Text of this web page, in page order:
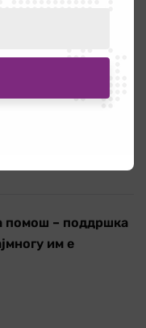
на едукатор/ка
„Болки во вратот
помош – поддршка
им е